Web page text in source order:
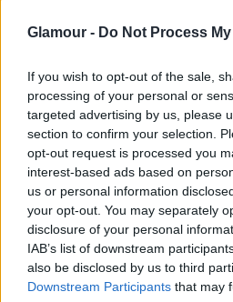
Glamour - Do Not Process
If you wish to opt-out of the sale,
processing of your personal or
targeted advertising by us, please
section to confirm your selection.
opt-out request is processed you
interest-based ads based on
us or personal information
your opt-out. You may separately
disclosure of your personal
IAB’s list of downstream
also be disclosed by us to third
Downstream Participants that may